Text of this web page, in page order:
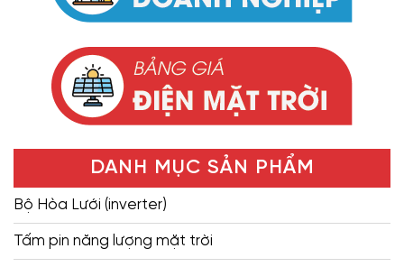
DANH MỤC SẢN PHẨM
Bộ Hòa Lưới (inverter)
Tấm pin năng lượng mặt trời